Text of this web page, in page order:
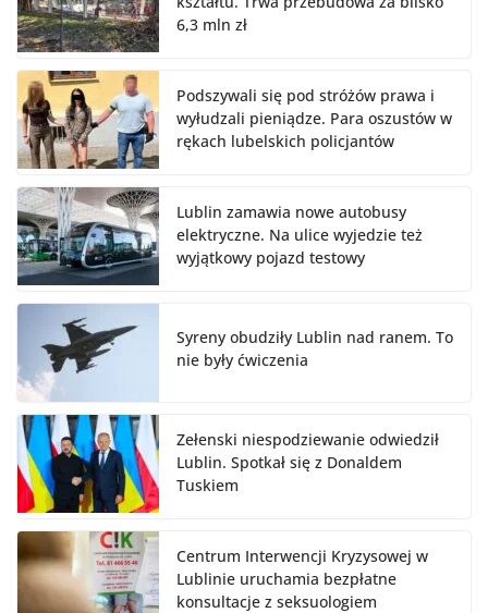
6,3 mln zł
Podszywali się pod stróżów prawa i
wyłudzali pieniądze. Para oszustów w
rękach lubelskich policjantów
Lublin zamawia nowe autobusy
elektryczne. Na ulice wyjedzie też
wyjątkowy pojazd testowy
Syreny obudziły Lublin nad ranem. To
nie były ćwiczenia
Zełenski niespodziewanie odwiedził
Lublin. Spotkał się z Donaldem
Tuskiem
Centrum Interwencji Kryzysowej w
Lublinie uruchamia bezpłatne
konsultacje z seksuologiem